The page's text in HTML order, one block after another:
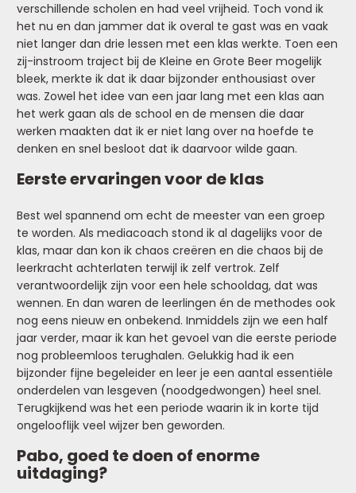
verschillende scholen en had veel vrijheid. Toch vond ik
het nu en dan jammer dat ik overal te gast was en vaak
niet langer dan drie lessen met een klas werkte. Toen een
zij-instroom traject bij de Kleine en Grote Beer mogelijk
bleek, merkte ik dat ik daar bijzonder enthousiast over
was. Zowel het idee van een jaar lang met een klas aan
het werk gaan als de school en de mensen die daar
werken maakten dat ik er niet lang over na hoefde te
denken en snel besloot dat ik daarvoor wilde gaan.
Eerste ervaringen voor de klas
Best wel spannend om echt de meester van een groep
te worden. Als mediacoach stond ik al dagelijks voor de
klas, maar dan kon ik chaos creëren en die chaos bij de
leerkracht achterlaten terwijl ik zelf vertrok. Zelf
verantwoordelijk zijn voor een hele schooldag, dat was
wennen. En dan waren de leerlingen én de methodes ook
nog eens nieuw en onbekend. Inmiddels zijn we een half
jaar verder, maar ik kan het gevoel van die eerste periode
nog probleemloos terughalen. Gelukkig had ik een
bijzonder fijne begeleider en leer je een aantal essentiële
onderdelen van lesgeven (noodgedwongen) heel snel.
Terugkijkend was het een periode waarin ik in korte tijd
ongelooflijk veel wijzer ben geworden.
Pabo, goed te doen of enorme
uitdaging?